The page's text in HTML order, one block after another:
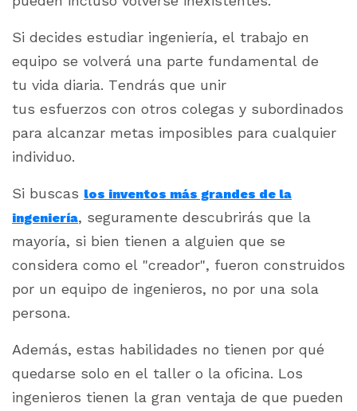
Si decides estudiar ingeniería, el trabajo en
equipo se volverá una parte fundamental de
tu vida diaria. Tendrás que unir
tus esfuerzos con otros colegas y subordinados
para alcanzar metas imposibles para cualquier
individuo.
Si buscas los inventos más grandes de la
ingeniería, seguramente descubrirás que la
mayoría, si bien tienen a alguien que se
considera como el "creador", fueron construidos
por un equipo de ingenieros, no por una sola
persona.
Además, estas habilidades no tienen por qué
quedarse solo en el taller o la oficina. Los
ingenieros tienen la gran ventaja de que pueden